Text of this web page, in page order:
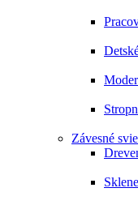
Závesné